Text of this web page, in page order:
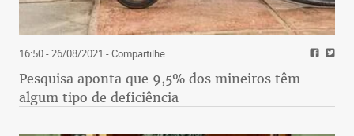
16:50 - 26/08/2021 - Compartilhe
Pesquisa aponta que 9,5% dos mineiros têm
algum tipo de deficiência